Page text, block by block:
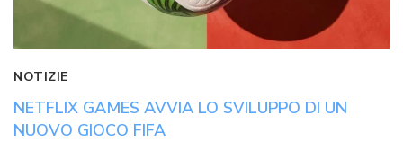
NOTIZIE
NETFLIX GAMES AVVIA LO SVILUPPO DI UN
NUOVO GIOCO FIFA